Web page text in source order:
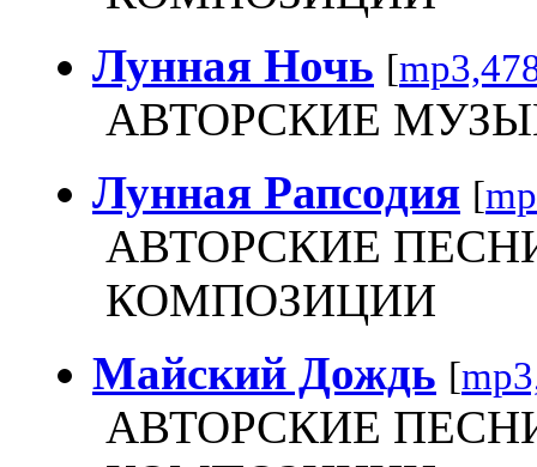
Лунная Ночь [
АВТОРСКИЕ
Лунная Рапсодия [
АВТОРСКИЕ
КОМПОЗИЦИИ
Майский Дождь [
АВТОРСКИЕ